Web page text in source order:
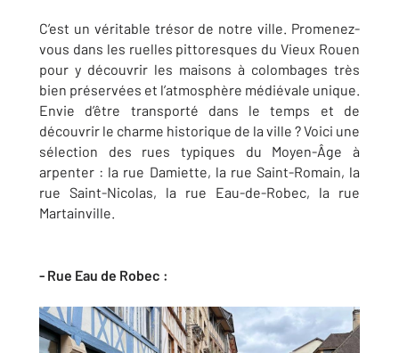
C’est un véritable trésor de notre ville. Promenez-
vous dans les ruelles pittoresques du Vieux Rouen
pour y découvrir les maisons à colombages très
bien préservées et l’atmosphère médiévale unique.
Envie d’être transporté dans le temps et de
découvrir le charme historique de la ville ? Voici une
sélection des rues typiques du Moyen-Âge à
arpenter : la rue Damiette, la rue Saint-Romain, la
rue Saint-Nicolas, la rue Eau-de-Robec, la rue
Martainville.
- Rue Eau de Robec :